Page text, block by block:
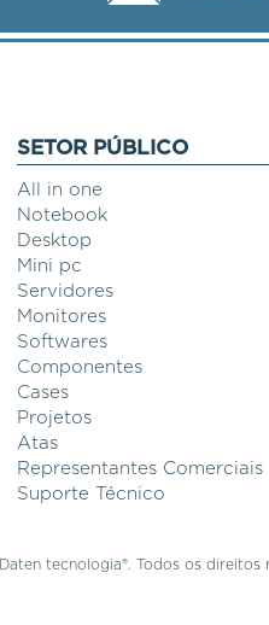
SETOR PÚBLICO
All in one
Notebook
Desktop
Mini pc
Servidores
Monitores
Softwares
Componentes
Cases
Projetos
Atas
Representantes Comerciais
Suporte Técnico
Daten tecnologia®. Todos os